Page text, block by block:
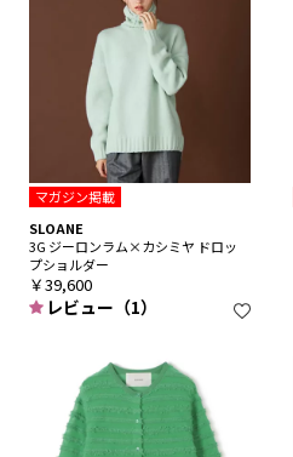
マガジン掲載
SLOANE
3G ジーロンラム×カシミヤ ドロッ
プショルダー
￥39,600
レビュー（1）